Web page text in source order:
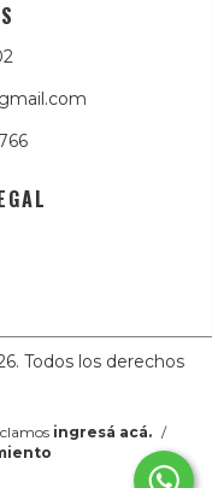
Todos los derechos
ingresá acá. /